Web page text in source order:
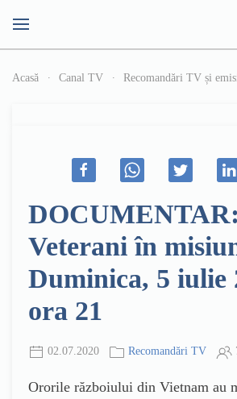
Acasă Canal TV Recomandări TV și
DOCUMENTAR:
Veterani în
Duminica, 5 iulie
ora 21
02.07.2020 Recomandări TV
Ororile războiului din Vietnam au